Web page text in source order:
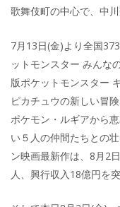
歌舞伎町の中心で、中
7月13日(金)より全国
ットモンスター みんな
版ポケットモンスター
ピカチュウの新しい冒
ポケモン・ルギアから
い５人の仲間たちとの
ン映画最新作は、8月2
人、興行収入18億円を